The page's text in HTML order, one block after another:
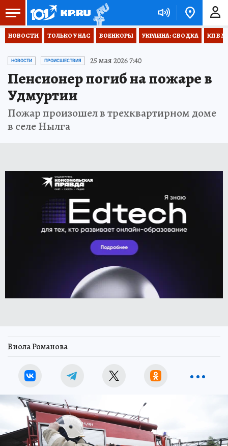
НОВОСТИ ТОЛЬКО У НАС ВОЕНКОРЫ УКРАИНА: СВОДКА КП В
НОВОСТИ ПРОИСШЕСТВИЯ 25 мая 2026 7:40
Пенсионер погиб на пожаре в
Удмуртии
Пожар произошел в трехквартирном доме
в селе Нылга
Виола Романова